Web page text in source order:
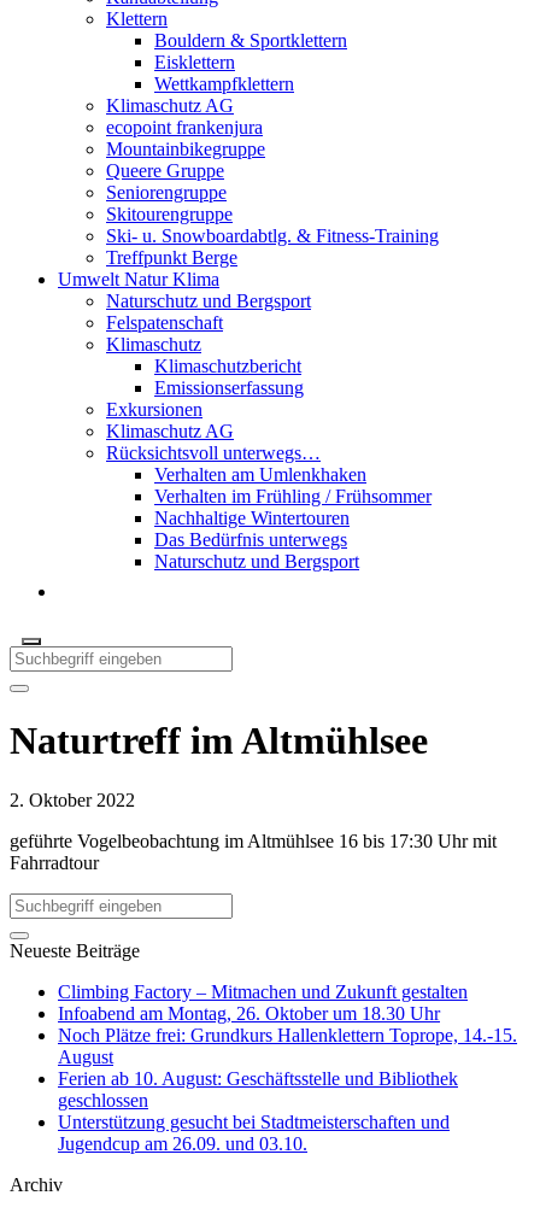
Klettern
Bouldern & Sportklettern
Eisklettern
Wettkampfklettern
Klimaschutz AG
ecopoint frankenjura
Mountainbikegruppe
Queere Gruppe
Seniorengruppe
Skitourengruppe
Ski- u. Snowboardabtlg. & Fitness-Training
Treffpunkt Berge
Umwelt Natur Klima
Naturschutz und Bergsport
Felspatenschaft
Klimaschutz
Klimaschutzbericht
Emissionserfassung
Exkursionen
Klimaschutz AG
Rücksichtsvoll unterwegs…
Verhalten am Umlenkhaken
Verhalten im Frühling / Frühsommer
Nachhaltige Wintertouren
Das Bedürfnis unterwegs
Naturschutz und Bergsport
Naturtreff im Altmühlsee
2. Oktober 2022
geführte Vogelbeobachtung im Altmühlsee 16 bis 17:30 Uhr mit
Fahrradtour
Neueste Beiträge
Climbing Factory – Mitmachen und Zukunft gestalten
Infoabend am Montag, 26. Oktober um 18.30 Uhr
Noch Plätze frei: Grundkurs Hallenklettern Toprope, 14.-15.
August
Ferien ab 10. August: Geschäftsstelle und Bibliothek
geschlossen
Unterstützung gesucht bei Stadtmeisterschaften und
Jugendcup am 26.09. und 03.10.
Archiv